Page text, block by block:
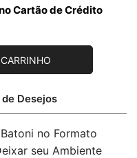
Cartão de Crédito
Desejos
no Formato
seu Ambiente